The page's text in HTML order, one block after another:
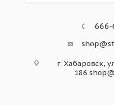
666-
г. Хабаровск,
186